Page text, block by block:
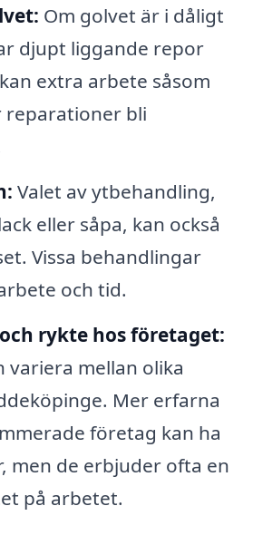
Om golvet är i dåligt
djupt liggande repor
extra arbete såsom
reparationer bli
Valet av ytbehandling,
eller såpa, kan också
Vissa behandlingar
och tid.
rykte hos företaget:
variera mellan olika
Mer erfarna
företag kan ha
men de erbjuder ofta en
på arbetet.